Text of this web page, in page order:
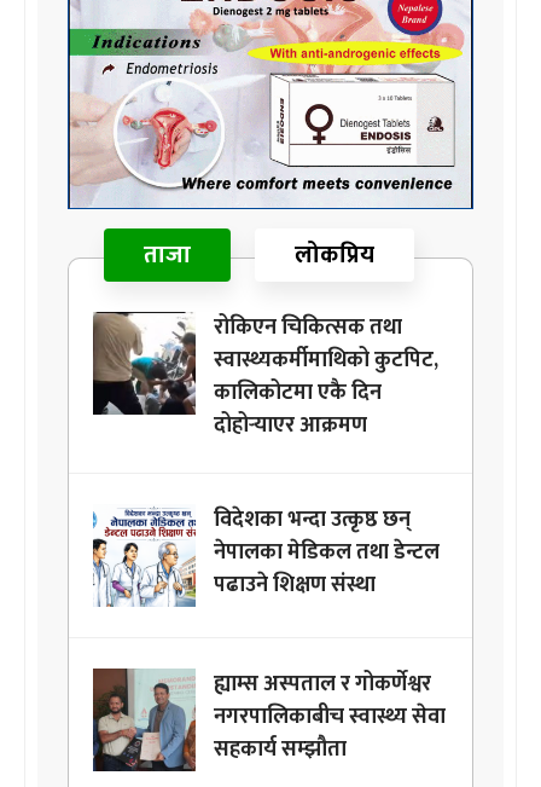
ताजा लोकप्रिय
रोकिएन चिकित्सक तथा
स्वास्थ्यकर्मीमाथिको कुटपिट,
कालिकोटमा एकै दिन
दोहोर्‍याएर आक्रमण
विदेशका भन्दा उत्कृष्ठ छन्
नेपालका मेडिकल तथा डेन्टल
पढाउने शिक्षण संस्था
ह्याम्स अस्पताल र गोकर्णेश्वर
नगरपालिकाबीच स्वास्थ्य सेवा
सहकार्य सम्झौता